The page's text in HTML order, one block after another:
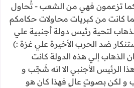
كما تزعمون فهي من الشعب - تُحاول
كانت من كبريات محاولات حكامكم
لتحية رئيس دولة أجنبية علي
ضد الحرب الأخيرة علي غزة :)
الذهاب إلي هذه الدولة كانت
الرئيس الأجنبي الا انه شَجّب و
و لكن بصوتٍ عالٍ فهذا كان هو